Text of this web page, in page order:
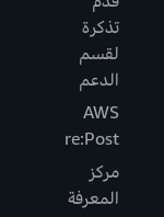
تذكرة
لقسم
الدعم
AWS
re:Post
مركز
المعرفة